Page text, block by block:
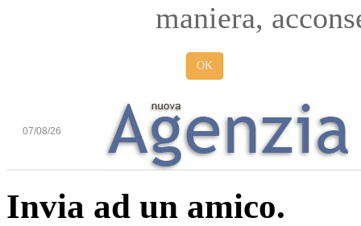
maniera,
OK
07/08/26
Invia ad un amico.